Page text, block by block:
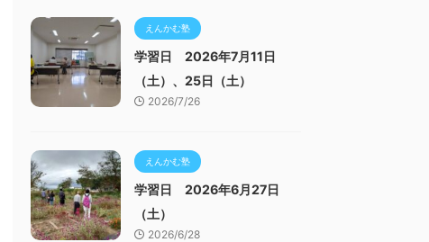
えんかむ塾
学習日 2026年7月11日
（土）、25日（土）
2026/7/26
えんかむ塾
学習日 2026年6月27日
（土）
2026/6/28